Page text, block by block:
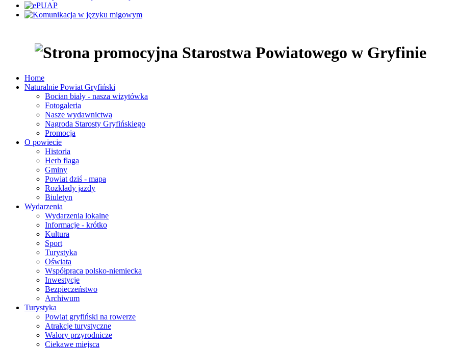
Home
Naturalnie Powiat Gryfiński
Bocian biały - nasza wizytówka
Fotogaleria
Nasze wydawnictwa
Nagroda Starosty Gryfińskiego
Promocja
O powiecie
Historia
Herb flaga
Gminy
Powiat dziś - mapa
Rozkłady jazdy
Biuletyn
Wydarzenia
Wydarzenia lokalne
Informacje - krótko
Kultura
Sport
Turystyka
Oświata
Współpraca polsko-niemiecka
Inwestycje
Bezpieczeństwo
Archiwum
Turystyka
Powiat gryfiński na rowerze
Atrakcje turystyczne
Walory przyrodnicze
Ciekawe miejsca